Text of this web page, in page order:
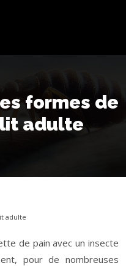
formes de
adulte
adulte
de pain avec un insecte
pour de nombreuses